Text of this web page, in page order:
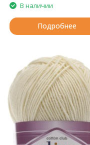
В наличии
Подробнее